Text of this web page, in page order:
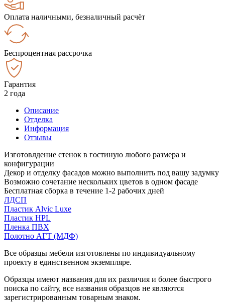
Оплата наличными, безналичный расчёт
Беспроцентная рассрочка
Гарантия
2 года
Описание
Отделка
Информация
Отзывы
Изготовлдение стенок в гостиную любого размера и
конфигурации
Декор и отделку фасадов можно выполнить под вашу задумку
Возможно сочетание нескольких цветов в одном фасаде
Бесплатная сборка в течение 1-2 рабочих дней
ЛДСП
Пластик Alvic Luxe
Пластик HPL
Пленка ПВХ
Полотно АГТ (МДФ)
Все образцы мебели изготовлены по индивидуальному
проекту в единственном экземпляре.
Образцы имеют названия для их различия и более быстрого
поиска по сайту, все названия образцов не являются
зарегистрированным товарным знаком.